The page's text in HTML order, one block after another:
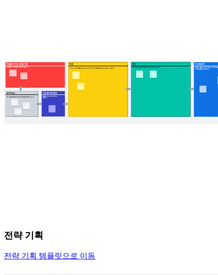
전략 기획
전략 기획 템플릿으로 이동